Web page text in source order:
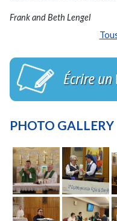
Frank and Beth Lengel
PHOTO GALLERY